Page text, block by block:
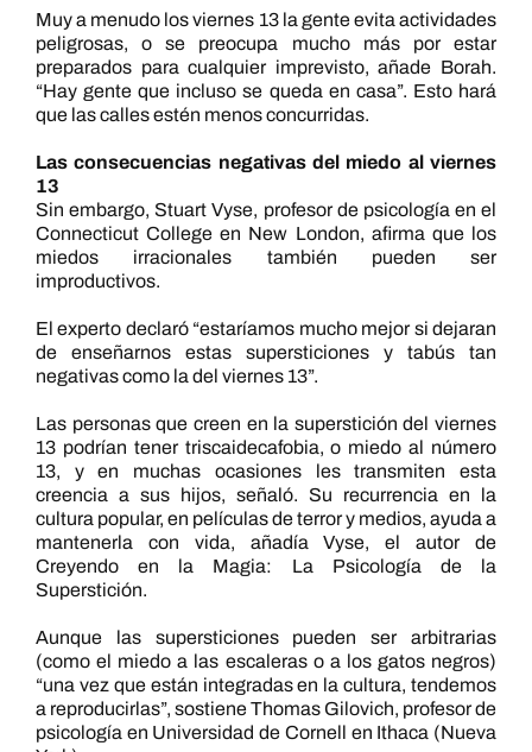
Muy a menudo los viernes 13 la gente evita actividades
peligrosas, o se preocupa mucho más por estar
preparados para cualquier imprevisto, añade Borah.
“Hay gente que incluso se queda en casa”. Esto hará
que las calles estén menos concurridas.
Las consecuencias negativas del miedo al viernes
13
Sin embargo, Stuart Vyse, profesor de psicología en el
Connecticut College en New London, afirma que los
miedos irracionales también pueden ser
improductivos.
El experto declaró “estaríamos mucho mejor si dejaran
de enseñarnos estas supersticiones y tabús tan
negativas como la del viernes 13”.
Las personas que creen en la superstición del viernes
13 podrían tener triscaidecafobia, o miedo al número
13, y en muchas ocasiones les transmiten esta
creencia a sus hijos, señaló. Su recurrencia en la
cultura popular, en películas de terror y medios, ayuda a
mantenerla con vida, añadía Vyse, el autor de
Creyendo en la Magia: La Psicología de la
Superstición.
Aunque las supersticiones pueden ser arbitrarias
(como el miedo a las escaleras o a los gatos negros)
“una vez que están integradas en la cultura, tendemos
a reproducirlas”, sostiene Thomas Gilovich, profesor de
psicología en Universidad de Cornell en Ithaca (Nueva